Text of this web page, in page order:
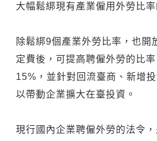
大幅鬆綁現有產業僱用外勞比率
除鬆綁9個產業外勞比率，也開
定費後，可提高聘僱外勞的比
15%，並針對回流臺商、新增
以帶動企業擴大在臺投資。
現行國內企業聘僱外勞的法令